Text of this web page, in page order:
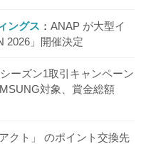
ングス
ANAP が大型イ
2026」開催決定
ーズン1取引キャンペーン
対象、賞金総額
アクト」 のポイント交換先